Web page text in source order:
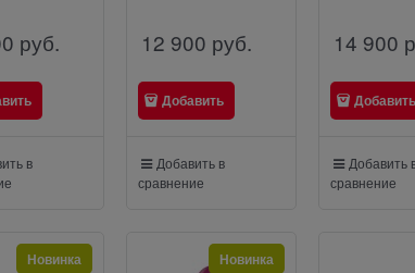
руб.
в
12 900 руб.
Добавить
Добавить в
сравнение
14 900
Добавить
Добавить
сравнение
Новинка Новинка